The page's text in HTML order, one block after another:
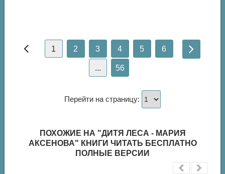
1 2 3 4 5 6
... 56
Перейти на страницу:
ПОХОЖИЕ НА "ДИТЯ ЛЕСА - МАРИЯ
АКСЕНОВА" КНИГИ ЧИТАТЬ БЕСПЛАТНО
ПОЛНЫЕ ВЕРСИИ